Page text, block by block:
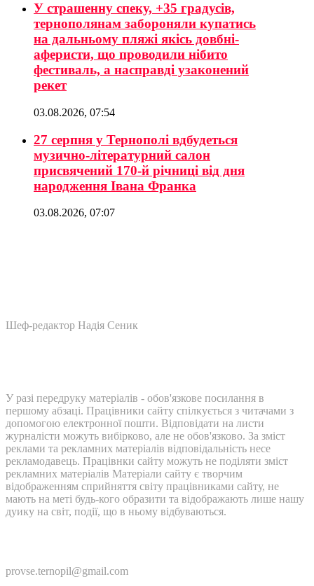
У страшенну спеку, +35 градусів,
тернополянам забороняли купатись
на дальньому пляжі якісь довбні-
аферисти, що проводили нібито
фестиваль, а насправді узаконений
рекет
03.08.2026, 07:54
27 серпня у Тернополі вдбудеться
музично-літературний салон
присвячений 170-й річниці від дня
народження Івана Франка
03.08.2026, 07:07
Шеф-редактор Надія Сеник
У разі передруку матеріалів - обов'язкове посилання в
першому абзаці. Працівники сайту спілкується з читачами з
допомогою електронної пошти. Відповідати на листи
журналісти можуть вибірково, але не обов'язково. За зміст
реклами та рекламних матеріалів відповідальність несе
рекламодавець. Працівнки сайту можуть не поділяти зміст
рекламних матеріалів Матеріали сайту є творчим
відображенням сприйняття світу працівниками сайту, не
мають на меті будь-кого образити та відображають лише нашу
дуику на світ, події, що в ньому відбуваються.
provse.ternopil@gmail.com